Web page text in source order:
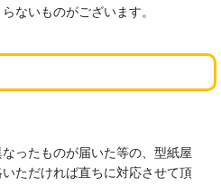
ないものがございます。
ったものが届いた等の、型紙屋
ただければ直ちに対応させて頂